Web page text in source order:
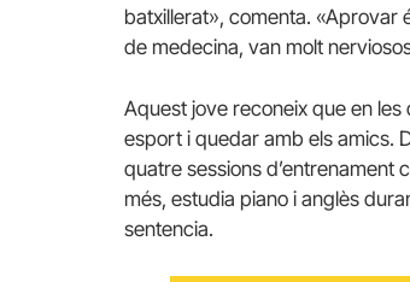
batxillerat», comenta. «Aprovar
de medecina, van molt
Aquest jove reconeix que en
esport i quedar amb els amics.
quatre sessions d’entrenament
més, estudia piano i anglès
sentencia.